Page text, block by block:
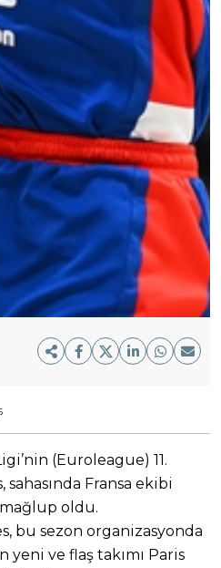
(Euroleague) 11.
sahasında Fransa ekibi
mağlup oldu.
bu sezon organizasyonda
yeni ve flaş takımı Paris